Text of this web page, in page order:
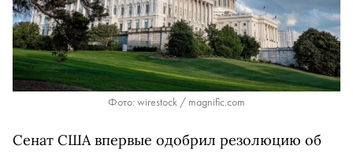
Фото: wirestock / magnific.com
Сенат США впервые одобрил резолюцию об